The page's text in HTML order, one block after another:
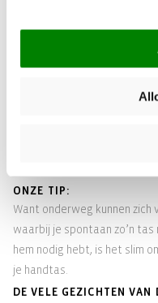
zetten met een flexibele
hij een royale inhoud van
handvatten kan hij niet
de schouder worden
mini
ONZE TIP:
Want onderweg kunnen
waarbij je spontaan zo’n tas
hem nodig hebt, is het slim
je handtas.
DE VELE GEZICHTEN